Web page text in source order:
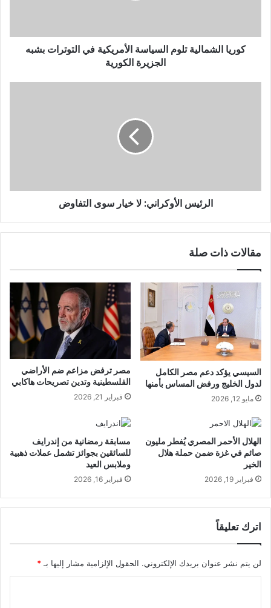
كوريا الشمالية تلوم السياسة الأمريكية في التوترات بشبه
الجزيرة الكورية
الرئيس الأوكراني: لا خيار سوى التفاوض
مقالات ذات صلة
السيسي يؤكد دعم مصر الكامل
لدول الخليج ورفض المساس بأمنها
مايو 12, 2026
مصر ترفض مزاعم ضم الأراضي
الفلسطينية وتدين تصريحات هاكابي
فبراير 21, 2026
الهلال الأحمر المصري يُفطر مليون
صائم في غزة ضمن حملة هلال
الخير
فبراير 19, 2026
مسابقة رمضانية من إندرايف
للسائقين بجوائز تشمل عملات ذهبية
وملابس العيد
فبراير 16, 2026
اترك تعليقاً
لن يتم نشر عنوان بريدك الإلكتروني. الحقول الإلزامية مشار إليها بـ *